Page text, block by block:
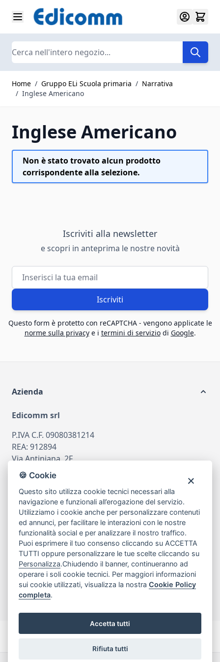
Salta al contenuto
Search
Home / Gruppo ELi Scuola primaria / Narrativa
/ Inglese Americano
Inglese Americano
Non è stato trovato alcun prodotto
corrispondente alla selezione.
Iscriviti alla newsletter
e scopri in anteprima le nostre novità
Indirizzo email
Iscriviti
Questo form è protetto con reCAPTCHA - vengono applicate le
norme sulla privacye i termini di serviziodi Google.
Azienda
Edicomm srl
P.IVA C.F. 09080381214
REA: 912894
Via Antiniana, 2F
80078 Pozzuoli
tel081.7515380
emailinfo@edicomm.it
Assistenza Clienti
Chi siamo
My Account
🍪 Cookie
Questo sito utilizza cookie tecnici necessari alla
navigazione e funzionali all’erogazione del servizio.
Utilizziamo i cookie anche per personalizzare contenuti
ed annunci, per facilitare le interazioni con le nostre
funzionalità social e per analizzare il nostro traffico.
Puoi esprimere il tuo consenso cliccando su ACCETTA
TUTTI oppure personalizzare le tue scelte cliccando su
Personalizza.Chiudendo il banner, continueranno ad
operare i soli cookie tecnici. Per maggiori informazioni
sui cookie utilizzati, visualizza la nostraCookie Policy
completa.
Accetta tutti
Rifiuta tutti